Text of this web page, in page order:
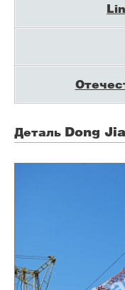
Деталь Dong